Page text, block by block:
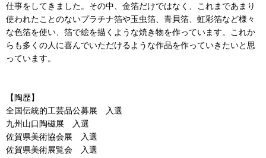
仕事をしてきました。その中、金箔だけではなく、これまであまり
使われたことのないプラチナ箔や玉虫箔、青貝箔、虹彩箔など様々
な色箔を使い、箔で絵を描くような焼き物を作っています。これか
らも多くの人に喜んでいただけるような作品を作っていきたいと思
っています。
【陶歴】
全国伝統的工芸品公募展 入選
九州山口陶磁展 入選
佐賀県美術協会展 入選
佐賀県美術展覧会 入選